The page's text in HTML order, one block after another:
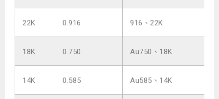
22K 0.916 916、22K
18K 0.750 Au750、18K
14K 0.585 Au585、14K